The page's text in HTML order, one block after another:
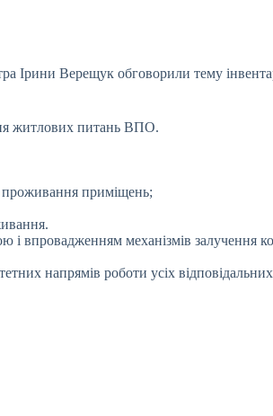
Iрини Верещук обговорили тему
житлових питань ВПО.
проживання примiщень;
i впровадженням механiзмiв залучення
напрямiв роботи усiх